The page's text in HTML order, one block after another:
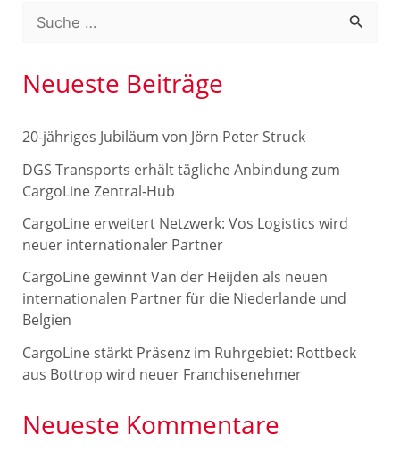
c
e
n
a
c
h
:
Neueste Beiträge
20-jähriges Jubiläum von Jörn Peter Struck
DGS Transports erhält tägliche Anbindung zum
CargoLine Zentral-Hub
CargoLine erweitert Netzwerk: Vos Logistics wird
neuer internationaler Partner
CargoLine gewinnt Van der Heijden als neuen
internationalen Partner für die Niederlande und
Belgien
CargoLine stärkt Präsenz im Ruhrgebiet: Rottbeck
aus Bottrop wird neuer Franchisenehmer
Neueste Kommentare